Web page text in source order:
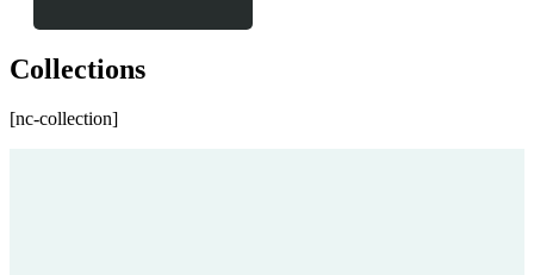
Collections
[nc-collection]